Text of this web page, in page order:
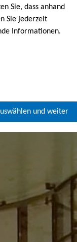
Sie, dass anhand
Sie jederzeit
Informationen.
und weiter